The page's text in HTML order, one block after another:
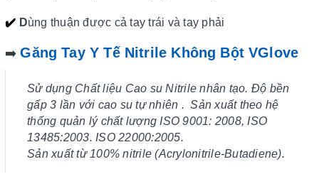
✔️ Dùng thuận được cả tay trái và tay phải
➡️Găng Tay Y Tế Nitrile Không Bột VGlove
Sử dụng Chất liệu Cao su Nitrile nhân tạo. Độ bền
gấp 3 lần với cao su tự nhiên . Sản xuất theo hệ
thống quản lý chất lượng ISO 9001: 2008, ISO
13485:2003. ISO 22000:2005.
Sản xuất từ 100% nitrile (Acrylonitrile-Butadiene).